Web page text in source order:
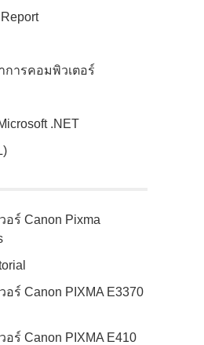
ารคอมพิวเตอร์
.NET
อร์ Canon Pixma
อร์ Canon PIXMA E3370
อร์ Canon PIXMA E410